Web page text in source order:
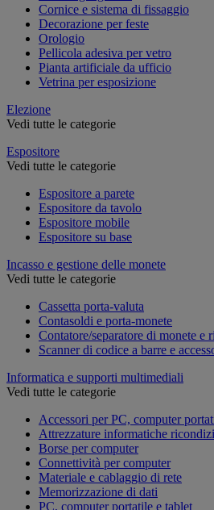
Cornice e sistema di fissaggio
Decorazione per feste
Orologio
Pellicola adesiva per vetro
Pianta artificiale da ufficio
Vetrina per esposizione
Elezione
Vedi tutte le categorie
Espositore
Vedi tutte le categorie
Espositore a parete
Espositore da tavolo
Espositore mobile
Espositore su base
Incasso e gestione delle monete
Vedi tutte le categorie
Cassetta porta-valuta
Contasoldi e porta-monete
Contatore/separatore di monete e
Scanner di codice a barre e
Informatica e supporti multimediali
Vedi tutte le categorie
Accessori per PC, computer
Attrezzature informatiche
Borse per computer
Connettività per computer
Materiale e cablaggio di rete
Memorizzazione di dati
PC, computer portatile e tablet